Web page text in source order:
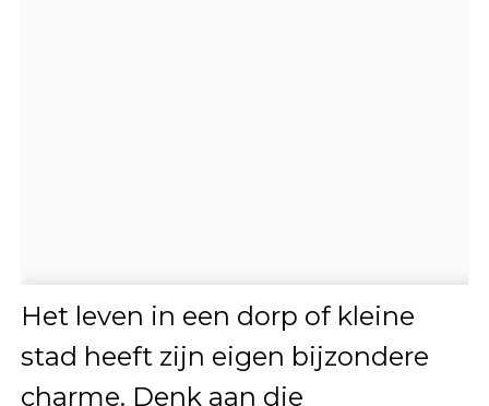
Het leven in een dorp of kleine
stad heeft zijn eigen bijzondere
charme. Denk aan die